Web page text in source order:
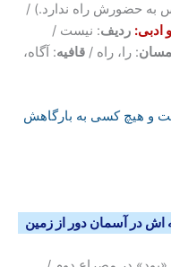
به حضورش راه ندارد.) /
ادبی: ردیف: نیست /
: را، راه / قافیه: آگاه،
و هیچ کسی به بارگاهش